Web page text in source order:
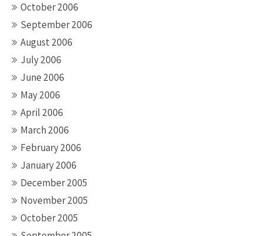
October 2006
September 2006
August 2006
July 2006
June 2006
May 2006
April 2006
March 2006
February 2006
January 2006
December 2005
November 2005
October 2005